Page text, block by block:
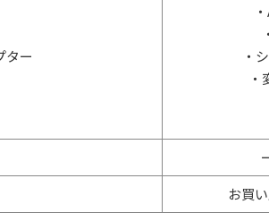
ター
・
お買